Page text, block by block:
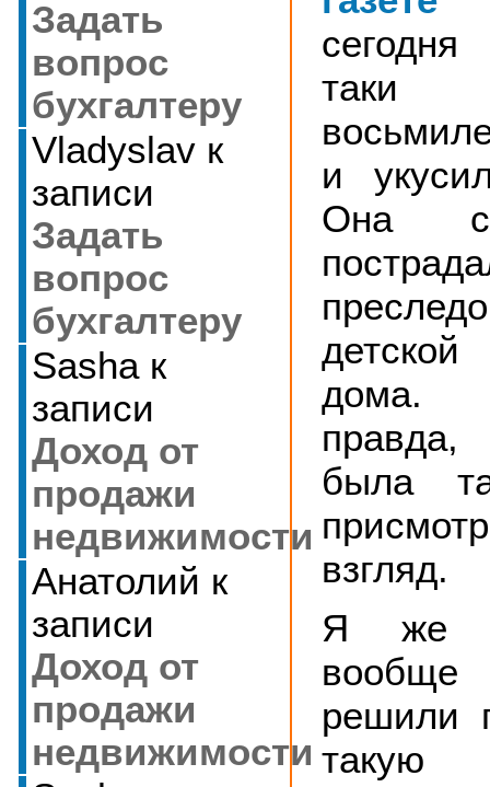
Задать
вопрос
бухгалтеру
Vladyslavк
записи
Задать
вопрос
бухгалтеру
Sashaк
записи
Доход от
продажи
недвижимости
Анатолий к
записи
Доход от
продажи
недвижимости
таки
и
Она
дома.
была
взгляд.
Я же
решили